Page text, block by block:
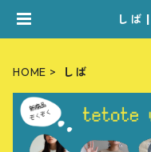
し
HOME しば